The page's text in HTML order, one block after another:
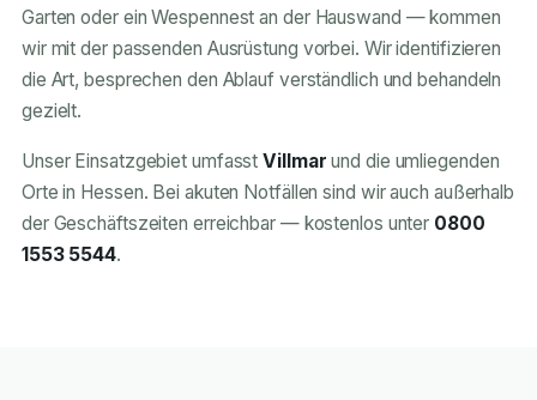
Garten oder ein Wespennest an der Hauswand — kommen
wir mit der passenden Ausrüstung vorbei. Wir identifizieren
die Art, besprechen den Ablauf verständlich und behandeln
gezielt.
Unser Einsatzgebiet umfasstVillmar und die umliegenden
Orte in Hessen. Bei akuten Notfällen sind wir auch außerhalb
der Geschäftszeiten erreichbar — kostenlos unter 0800
1553 5544.